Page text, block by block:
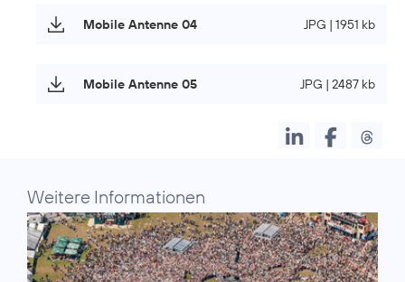
Mobile Antenne 04 JPG | 1951 kb
Mobile Antenne 05 JPG | 2487 kb
Weitere Informationen